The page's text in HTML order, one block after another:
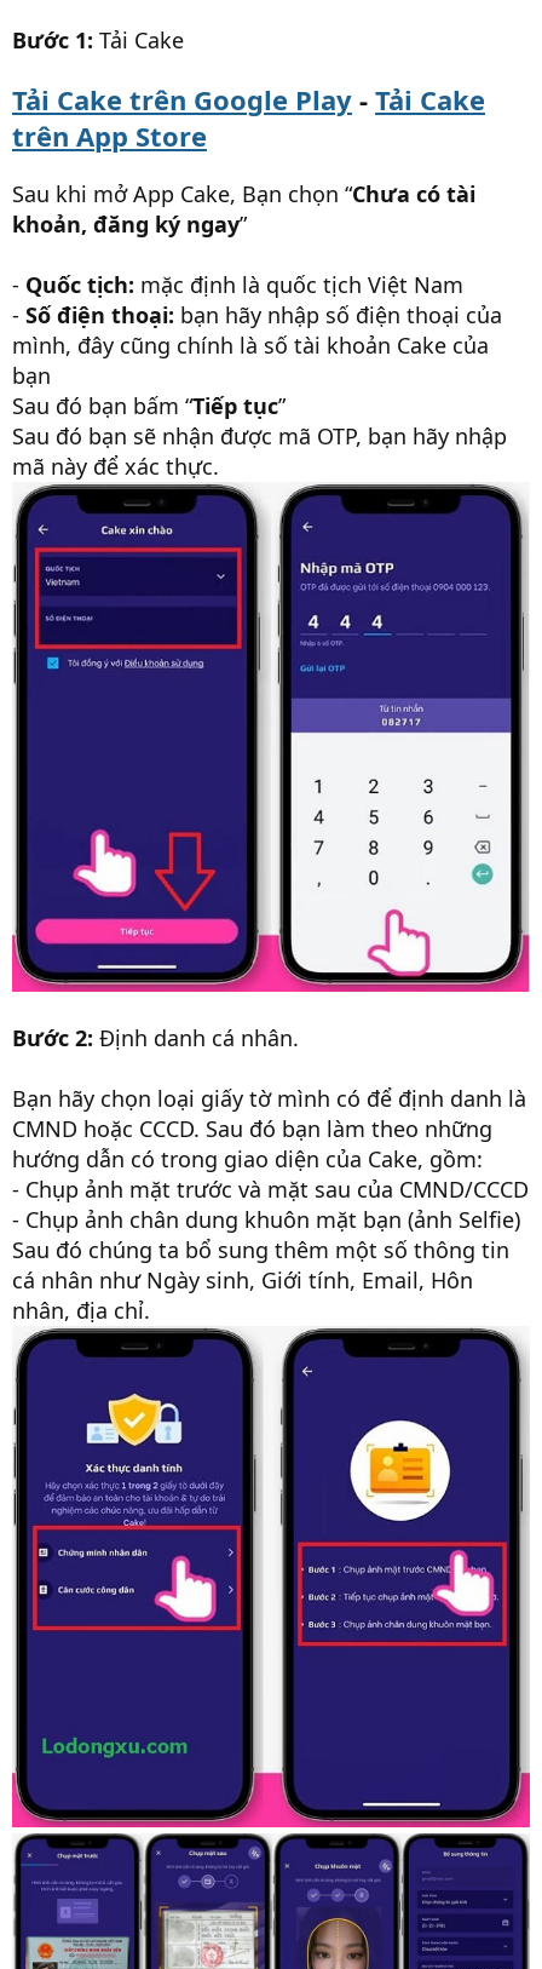
Bước 1: Tải Cake
Tải Cake trên Google Play - Tải Cake
trên App Store
Sau khi mở App Cake, Bạn chọn “Chưa có tài
khoản, đăng ký ngay”
- Quốc tịch: mặc định là quốc tịch Việt Nam
- Số điện thoại: bạn hãy nhập số điện thoại của
mình, đây cũng chính là số tài khoản Cake của
bạn
Sau đó bạn bấm “Tiếp tục”
Sau đó bạn sẽ nhận được mã OTP, bạn hãy nhập
mã này để xác thực.
Bước 2: Định danh cá nhân.
Bạn hãy chọn loại giấy tờ mình có để định danh là
CMND hoặc CCCD. Sau đó bạn làm theo những
hướng dẫn có trong giao diện của Cake, gồm:
- Chụp ảnh mặt trước và mặt sau của CMND/CCCD
- Chụp ảnh chân dung khuôn mặt bạn (ảnh Selfie)
Sau đó chúng ta bổ sung thêm một số thông tin
cá nhân như Ngày sinh, Giới tính, Email, Hôn
nhân, địa chỉ.